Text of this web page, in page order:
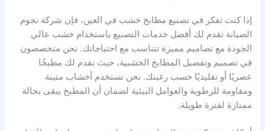
إذا كنت تفكر في تصنيع مطابخ خشب في العين، فإن شركة نجوم
الصيانة تقدم لك أفضل خدمات التصنيع باستخدام خشب عالي
الجودة مع تصاميم مميزة تتناسب مع احتياجاتك. نحن متخصصون
في تصميم وتفصيل المطابخ الخشبية، حيث نقدم لك مطبخًا
عصريًا أو تقليديًا حسب رغبتك. نحن نستخدم أخشاب متينة
ومقاومة للرطوبة والعوامل البيئية لضمان أن المطبخ يبقى بحالة
ممتازة لفترة طويلة.